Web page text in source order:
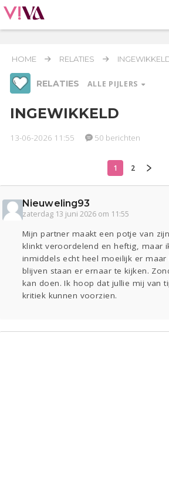
HOME RELATIES
RELATIES ALLE PIJLERS
Werk & Studie
Seks Gezondheid
Actueel Oekraïne
Zwanger
Psyche
Sport
Contact Viva
Gevraagd
Horen
Lezen
INGEWIKKELD
13-06-2026 11:55 50 berichten
1 2
Nieuweling93
zaterdag 13 juni 2026 om 11:55
Mijn partner maakt een potje van
klinkt veroordelend en heftig, maar
inmiddels echt heel moeilijk er
blijven staan er ernaar te kijken.
kan doen. Ik hoop dat jullie mij van
kritiek kunnen voorzien.